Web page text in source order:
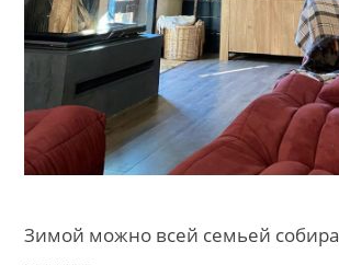
Зимой можно всей семьей